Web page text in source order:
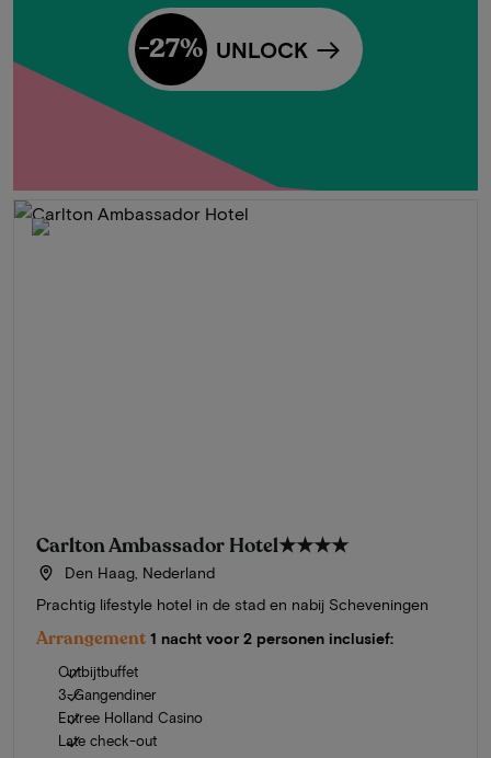
UNLOCK
-27%
Carlton Ambassador Hotel★★★★
Den Haag, Nederland
Prachtig lifestyle hotel in de stad en nabij Scheveningen
Arrangement 1 nacht voor 2 personen inclusief:
Ontbijtbuffet
3-Gangendiner
Entree Holland Casino
Late check-out